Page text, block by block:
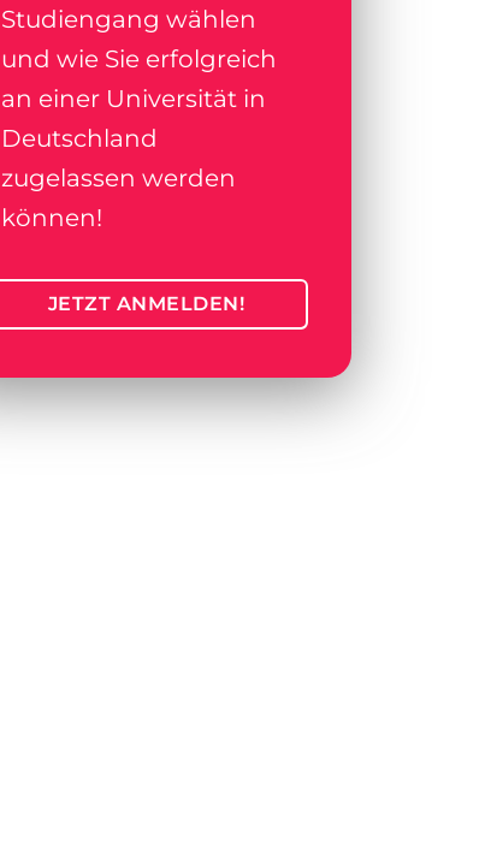
Studiengang wählen
und wie Sie erfolgreich
an einer Universität in
Deutschland
zugelassen werden
können!
JETZT ANMELDEN!